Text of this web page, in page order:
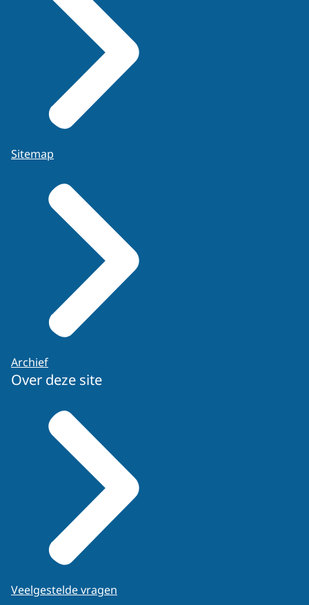
Sitemap
Archief
Over deze site
Veelgestelde vragen